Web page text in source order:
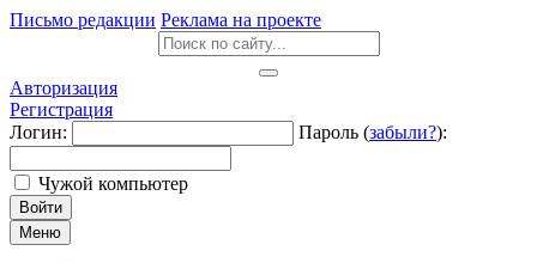
Письмо редакции Реклама на проекте
Авторизация
Регистрация
Логин:
Пароль (забыли?):
Чужой компьютер
Войти
Меню